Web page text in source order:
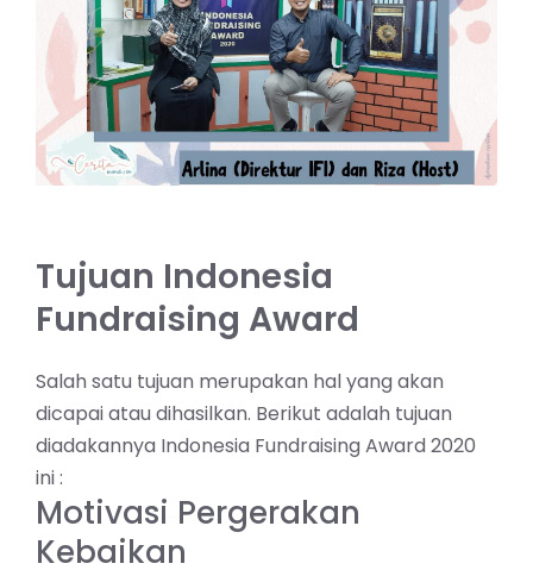
Tujuan Indonesia
Fundraising Award
Salah satu tujuan merupakan hal yang akan
dicapai atau dihasilkan. Berikut adalah tujuan
diadakannya Indonesia Fundraising Award 2020
ini :
Motivasi Pergerakan
Kebaikan